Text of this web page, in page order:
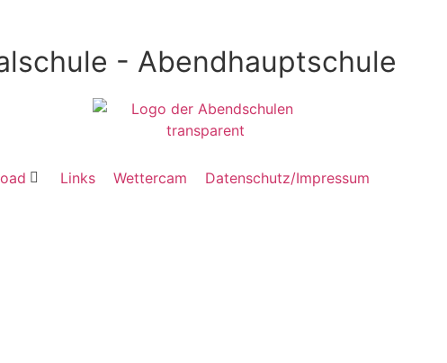
- Abendhauptschule
Links Wettercam Datenschutz/Impressum